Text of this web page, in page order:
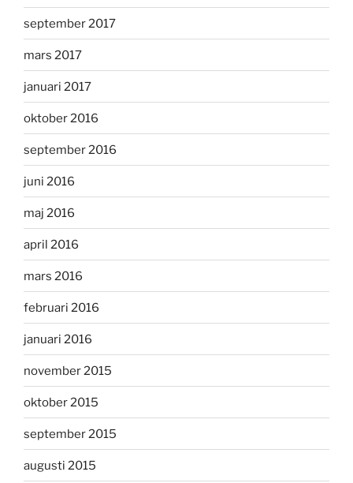
september 2017
mars 2017
januari 2017
oktober 2016
september 2016
juni 2016
maj 2016
april 2016
mars 2016
februari 2016
januari 2016
november 2015
oktober 2015
september 2015
augusti 2015